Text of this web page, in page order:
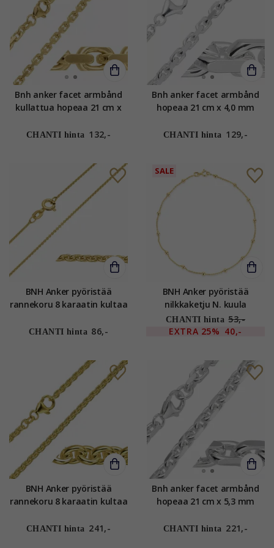
Bnh anker facet armbånd
kullattua hopeaa 21 cm x
CHANTI hinta 132,-
Bnh anker facet armbånd
hopeaa 21 cm x 4,0 mm
CHANTI hinta 129,-
BNH Anker pyöristää
rannekoru 8 karaatin kultaa
CHANTI hinta 86,-
SALE
BNH Anker pyöristää
nilkkaketju N. kuula
kullattua hopeaa 26 cm x
1,3 mm
CHANTI hinta 53,-
EXTRA 25% 40,-
BNH Anker pyöristää
rannekoru 8 karaatin kultaa
CHANTI hinta 241,-
Bnh anker facet armbånd
hopeaa 21 cm x 5,3 mm
CHANTI hinta 221,-